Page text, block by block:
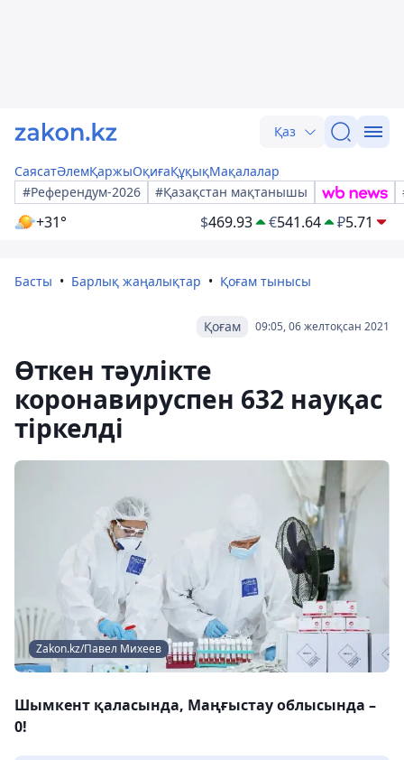
Қаз
СаясатӘлемҚаржыОқиғаҚұқықМақалалар
#Референдум-2026
#Қазақстан мақтанышы
+31° $469.93 €541.64 ₽5.71
Басты Барлық жаңалықтар Қоғам тынысы
09:05, 06 желтоқсан 2021
Қоғам
Өткен тәулікте
коронавируспен 632 науқас
тіркелді
Zakon.kz/Павел Михеев
Шымкент қаласында, Маңғыстау облысында –
0!